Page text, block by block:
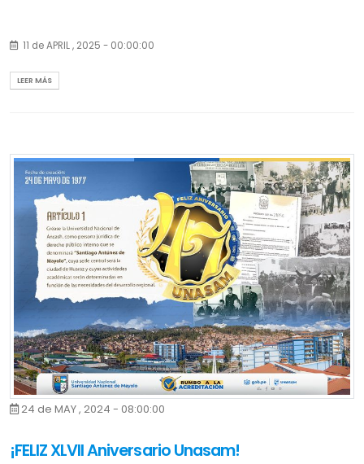
11 de APRIL , 2025 - 00:00:00
LEER MÁS
24 de MAY , 2024 - 08:00:00
¡FELIZ XLVII Aniversario Unasam!